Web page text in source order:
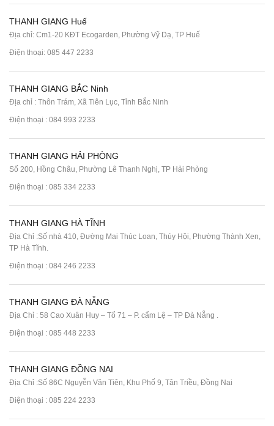
THANH GIANG Huế
Địa chỉ: Cm1-20 KĐT Ecogarden, Phường Vỹ Dạ, TP Huế
Điện thoại: 085 447 2233
THANH GIANG BẮC Ninh
Địa chỉ : Thôn Trám, Xã Tiên Lục, Tỉnh Bắc Ninh
Điện thoại : 084 993 2233
THANH GIANG HẢI PHÒNG
Số 200, Hồng Châu, Phường Lê Thanh Nghị, TP Hải Phòng
Điện thoại : 085 334 2233
THANH GIANG HÀ TĨNH
Địa Chỉ :Số nhà 410, Đường Mai Thúc Loan, Thúy Hội, Phường Thành Xen,
TP Hà Tĩnh.
Điện thoại : 084 246 2233
THANH GIANG ĐÀ NẴNG
Địa Chỉ : 58 Cao Xuân Huy – Tổ 71 – P. cẩm Lệ – TP Đà Nẵng .
Điện thoại : 085 448 2233
THANH GIANG ĐỒNG NAI
Địa Chỉ :Số 86C Nguyễn Văn Tiên, Khu Phố 9, Tân Triều, Đồng Nai
Điện thoại : 085 224 2233